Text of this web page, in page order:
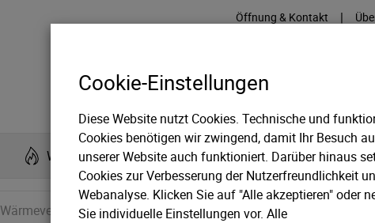
Öffnung & Kontakt |
WÄRME KÄLTE IT
Wärmeversorgung Hausanschluss
Cookie-Einstellungen
Diese Website nutzt Cookies. Technische und
Cookies benötigen wir zwingend, damit Ihr Besuch
unserer Website auch funktioniert. Darüber hinaus
Cookies zur Verbesserung der Nutzerfreundlichkeit
Webanalyse. Klicken Sie auf "Alle akzeptieren" oder
Sie individuelle Einstellungen vor. Alle